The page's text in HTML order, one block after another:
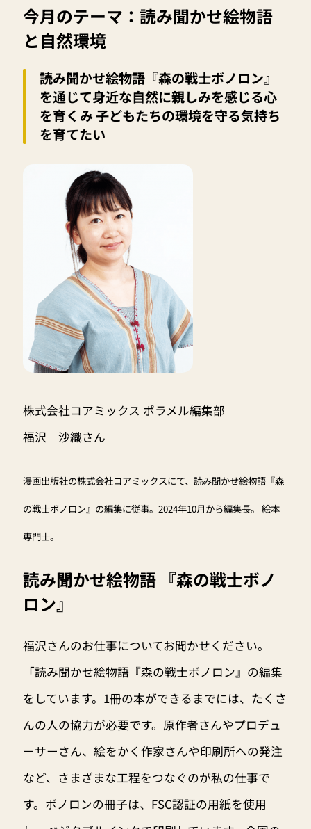
今月のテーマ：読み聞かせ絵物語
と自然環境
読み聞かせ絵物語『森の戦士ボノロン』
を通じて身近な自然に親しみを感じる心
を育くみ 子どもたちの環境を守る気持ち
を育てたい
株式会社コアミックス ポラメル編集部
福沢 沙織さん
漫画出版社の株式会社コアミックスにて、読み聞かせ絵物語『森
の戦士ボノロン』の編集に従事。2024年10月から編集長。 絵本
専門士。
読み聞かせ絵物語 『森の戦士ボノ
ロン』
福沢さんのお仕事についてお聞かせください。
「読み聞かせ絵物語『森の戦士ボノロン』の編集
をしています。1冊の本ができるまでには、たくさ
んの人の協力が必要です。原作者さんやプロデュ
ーサーさん、絵をかく作家さんや印刷所への発注
など、さまざまな工程をつなぐのが私の仕事で
す。ボノロンの冊子は、FSC認証の用紙を使用